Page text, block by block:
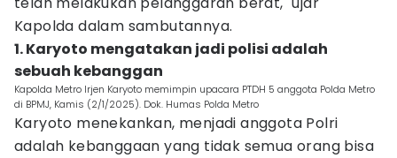
Kapolda dalam sambutannya.
1. Karyoto mengatakan jadi polisi adalah
sebuah kebanggan
Kapolda Metro Irjen Karyoto memimpin upacara PTDH 5 anggota Polda Metro
di BPMJ, Kamis (2/1/2025). Dok. Humas Polda Metro
Karyoto menekankan, menjadi anggota Polri
adalah kebanggaan yang tidak semua orang bisa